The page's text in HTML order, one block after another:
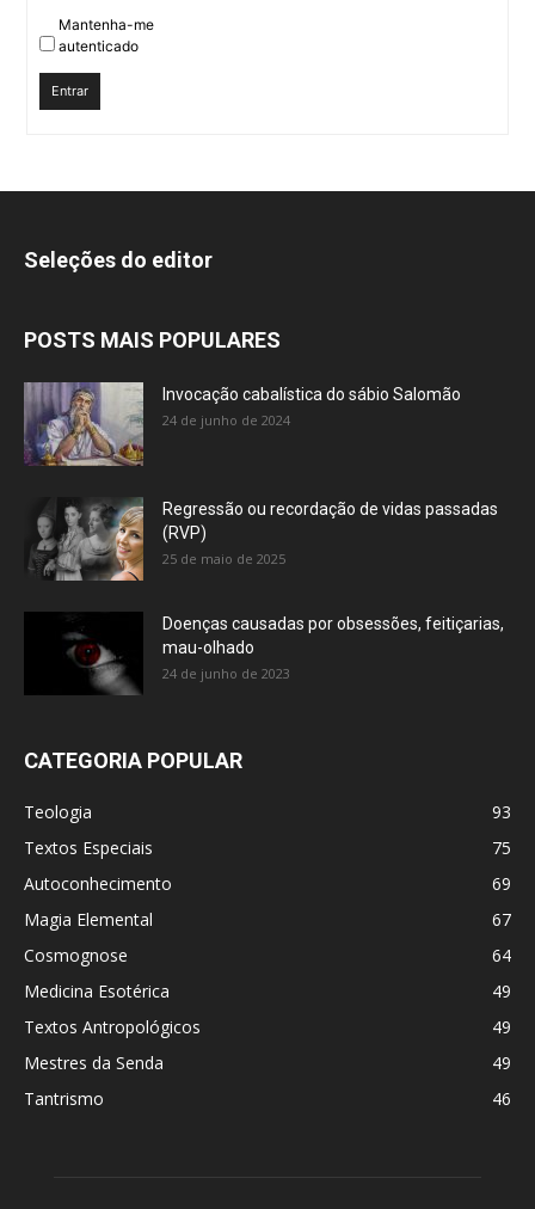
Mantenha-me
autenticado
Entrar
Seleções do editor
POSTS MAIS POPULARES
Invocação cabalística do sábio Salomão
24 de junho de 2024
Regressão ou recordação de vidas passadas
(RVP)
25 de maio de 2025
Doenças causadas por obsessões, feitiçarias,
mau-olhado
24 de junho de 2023
CATEGORIA POPULAR
Teologia
93
Textos Especiais
75
Autoconhecimento
69
Magia Elemental
67
Cosmognose
64
Medicina Esotérica
49
Textos Antropológicos
49
Mestres da Senda
49
Tantrismo
46